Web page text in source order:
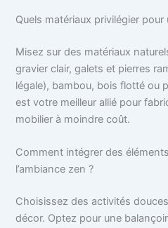
Quels matériaux privilégier
Misez sur des matériaux
gravier clair, galets et pierres
légale), bambou, bois flotté ou
est votre meilleur allié pour
mobilier à moindre coût.
Comment intégrer des
l’ambiance zen ?
Choisissez des activités
décor. Optez pour une